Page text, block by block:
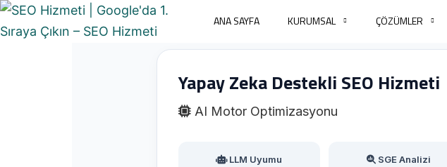
ANA SAYFA KURUMSAL ÇÖZÜMLER
Yapay Zeka Destekli SEO Hizmeti
AI Motor Optimizasyonu
LLM Uyumu SGE Analizi